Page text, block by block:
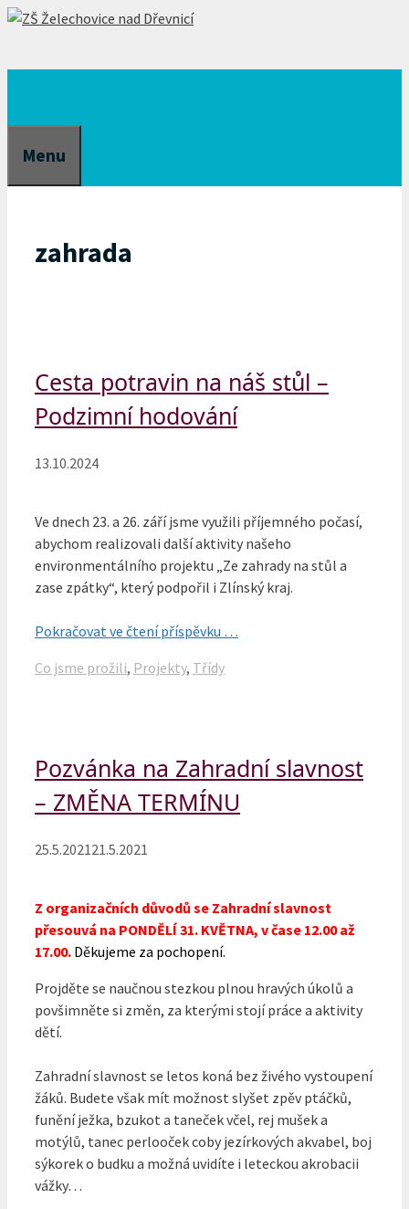
Přeskočit
Menu
zahrada
Cesta potravin na náš stůl –
Podzimní hodování
13.10.2024
Ve dnech 23. a 26. září jsme využili příjemného počasí,
abychom realizovali další aktivity našeho
environmentálního projektu „Ze zahrady na stůl a
zase zpátky“, který podpořil i Zlínský kraj.
Pokračovat ve čtení příspěvku …
Rubriky
Co jsme prožili, Projekty, Třídy
Pozvánka na Zahradní slavnost
– ZMĚNA TERMÍNU
25.5.202121.5.2021
Z organizačních důvodů se Zahradní slavnost
přesouvá na PONDĚLÍ 31. KVĚTNA, v čase 12.00 až
17.00. Děkujeme za pochopení.
Projděte se naučnou stezkou plnou hravých úkolů a
povšimněte si změn, za kterými stojí práce a aktivity
dětí.
Zahradní slavnost se letos koná bez živého vystoupení
žáků. Budete však mít možnost slyšet zpěv ptáčků,
funění ježka, bzukot a taneček včel, rej mušek a
motýlů, tanec perlooček coby jezírkových akvabel, boj
sýkorek o budku a možná uvidíte i leteckou akrobacii
vážky…